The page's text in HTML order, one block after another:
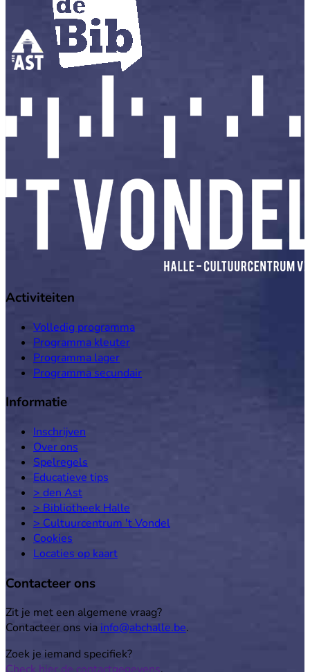
Activiteiten
Volledig programma
Programma kleuter
Programma lager
Programma secundair
Informatie
Inschrijven
Over ons
Spelregels
Educatieve tips
> den Ast
> Bibliotheek Halle
> Cultuurcentrum 't Vondel
Cookies
Locaties op kaart
Contacteer ons
Zit je met een algemene vraag?
Contacteer ons viainfo@abchalle.be.
Zoek je iemand specifiek?